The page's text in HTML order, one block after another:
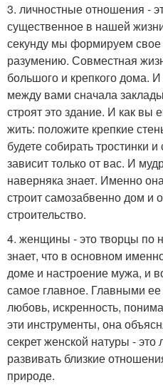
3. личностные отношения -
существенное в нашей
секунду мы формируем
разумению. Совместная
большого и крепкого дома.
между вами сначала
строят это здание. И как вы
жить: положите крепкие
будете собирать тростинки
зависит только от вас. И
наверняка знает. Именно
строит самозабвенно дом и
строительство.
4. женщины - это творцы по
знает, что в основном
доме и настроение мужа, и
самое главное. Главными
любовь, искренность,
эти инструменты, она
секрет женской натуры -
развивать близкие
природе.